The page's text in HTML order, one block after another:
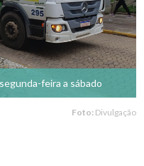
feira a sábado
Foto: Divulgação